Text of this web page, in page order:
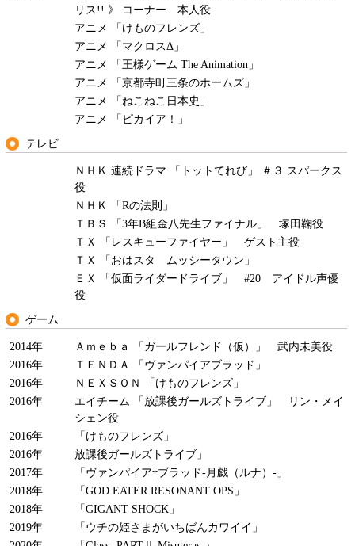
リス!! 》 コーナー 本人役
アニメ 「けものフレンズ」
アニメ 「マクロスΔ」
アニメ 「王様ゲーム The Animation」
アニメ 「京都寺町三条のホームズ」
アニメ 「ねこねこ日本史」
アニメ 「ピカイア！」
テレビ
ＮＨＫ 連続ドラマ 「トットてれび」 ＃３ スパークス
役
ＮＨＫ 「Rの法則」
ＴＢＳ 「3年B組金八先生ファイナル」 塚田鞠役
ＴＸ 「レスキューファイヤー」 ゲスト主役
ＴＸ 「おはスタ ムッシータウン」
ＥＸ 「仮面ライダードライブ」 #20 アイドル声優
役
ゲーム
2014年
Ａｍｅｂａ 「ガールフレンド（仮）」 武内未美役
2016年
ＴＥＮＤＡ 「ヴァンパイアブラッド」
2016年
ＮＥＸＳＯＮ 「けものフレンズ」
2016年
エイチーム 「放課後ガールズトライブ」 リン・メイ
シェン役
2016年
「けものフレンズ」
2016年
放課後ガールズトライブ」
2017年
「ヴァンパイア†ブラッド-月戯（ルナ）-」
2018年
「GOD EATER RESONANT OPS」
2018年
「GIGANT SHOCK」
2019年
「ウチの姫さまがいちばんカワイイ」